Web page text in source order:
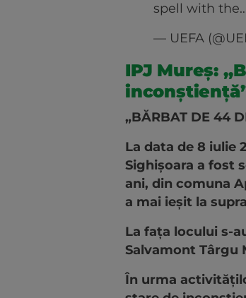
spell with
— UEFA
IPJ Mureș:
„BĂRBAT DE 44
La data de 8 iulie
Sighișoara a fost
ani, din comuna
a mai ieșit la
La fața locului s-
Salvamont Târgu
În urma